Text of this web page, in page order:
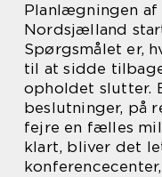
Planlægningen
Nordsjælland
Spørgsmålet er,
til at sidde
opholdet slutter.
beslutninger, på
fejre en fælles
klart, bliver det